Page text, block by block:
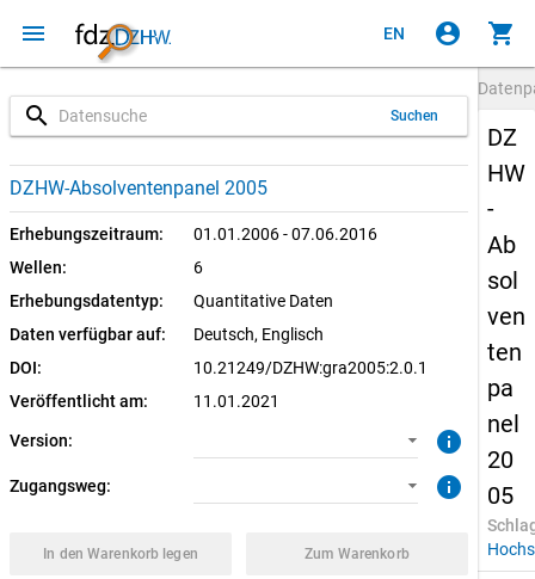
menu EN account_circle shopping_cart
search Suchen
DZHW-Absolventenpanel 2005
Erhebungszeitraum:
01.01.2006 - 07.06.2016
Wellen:
6
Erhebungsdatentyp:
Quantitative Daten
Daten verfügbar auf:
Deutsch, Englisch
DOI:
10.21249/DZHW:gra2005:2.0.1
Veröffentlicht am:
11.01.2021
Version:
2.0.1 (aktuell)
2.0.0
info
Zugangsweg:
CUF: Download
SUF: Download
SUF: On-Site
info
In den Warenkorb legen Zum Warenkorb
DZ
HW
-
Ab
sol
ven
ten
pa
nel
20
05